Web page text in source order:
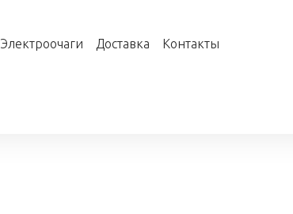
Электроочаги Доставка Контакты